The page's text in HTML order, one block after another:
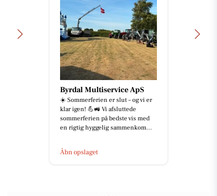
Byrdal Multiservice ApS
☀️ Sommerferien er slut – og vi er
klar igen! 💪🚜 Vi afsluttede
sommerferien på bedste vis med
en rigtig hyggelig sammenkom...
Åbn opslaget